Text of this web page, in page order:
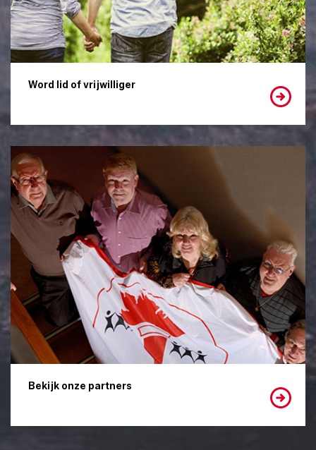
Word lid of vrijwilliger
Bekijk onze partners